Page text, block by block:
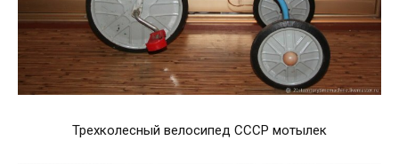
Трехколесный велосипед СССР мотылек